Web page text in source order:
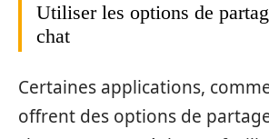
Utiliser les options de
chat
Certaines applications,
offrent des options de